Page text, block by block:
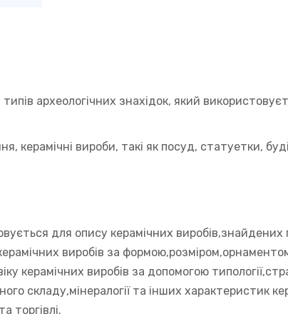
археологічних знахідок, який
керамічні вироби, такі як посуд, статуетки,
для опису керамічних виробів,знайдених
виробів за
керамічних виробів за допомогою
складу,мінералогії та інших характеристик
торгівлі.